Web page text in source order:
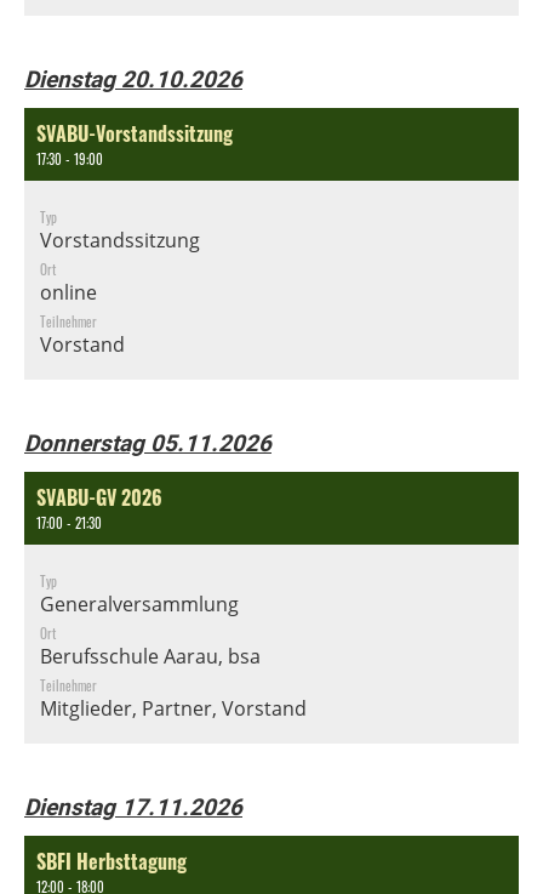
Dienstag 20.10.2026
SVABU-Vorstandssitzung
17:30 - 19:00
Typ
Vorstandssitzung
Ort
online
Teilnehmer
Vorstand
Donnerstag 05.11.2026
SVABU-GV 2026
17:00 - 21:30
Typ
Generalversammlung
Ort
Berufsschule Aarau, bsa
Teilnehmer
Mitglieder, Partner, Vorstand
Dienstag 17.11.2026
SBFI Herbsttagung
12:00 - 18:00